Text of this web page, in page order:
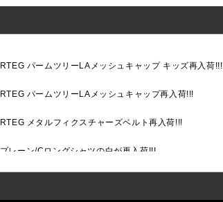
RTEG パームツリーLAメッシュキャップ キッズ再入荷!!!
RTEG パームツリーLAメッシュキャップ再入荷!!!
RTEG メタルフィクスチャーズベルト再入荷!!!
プレーン/Cロングシャツの白が再入荷!!!